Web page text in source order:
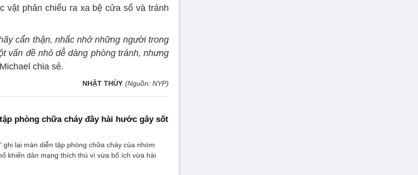
vật phản chiếu ra xa bệ cửa sổ và tránh
cẩn thận, nhắc nhở những người trong
vấn đề nhỏ dễ dàng phòng tránh, nhưng
Michael chia sẻ.
NHẬT THÙY (Nguồn: NYP)
phòng chữa cháy đầy hài hước gây sốt
lại màn diễn tập phòng chữa cháy của nhóm
khiến dân mạng thích thú vì vừa bổ ích vừa hài